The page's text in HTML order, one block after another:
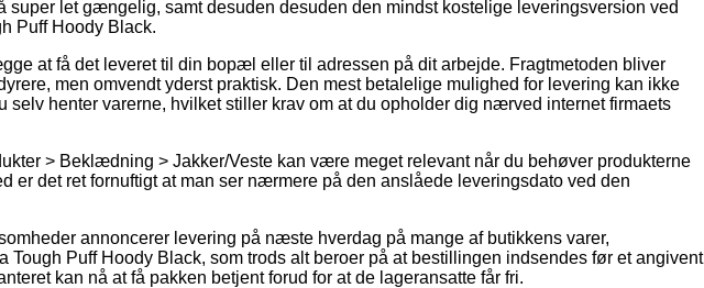
super let gængelig, samt desuden desuden den mindst kostelige leveringsversion ved
Puff Hoody Black.
at få det leveret til din bopæl eller til adressen på dit arbejde. Fragtmetoden bliver
men omvendt yderst praktisk. Den mest betalelige mulighed for levering kan ikke
selv henter varerne, hvilket stiller krav om at du opholder dig nærved internet firmaets
> Beklædning > Jakker/Veste kan være meget relevant når du behøver produkterne
er det ret fornuftigt at man ser nærmere på den anslåede leveringsdato ved den
annoncerer levering på næste hverdag på mange af butikkens varer,
Tough Puff Hoody Black, som trods alt beroer på at bestillingen indsendes før et angivent
kan nå at få pakken betjent forud for at de lageransatte får fri.